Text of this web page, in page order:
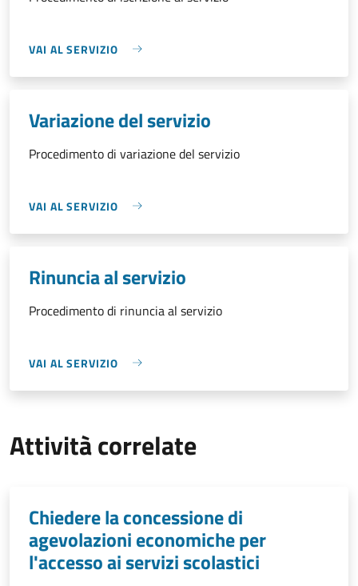
VAI AL SERVIZIO
Variazione del servizio
Procedimento di variazione del servizio
VAI AL SERVIZIO
Rinuncia al servizio
Procedimento di rinuncia al servizio
VAI AL SERVIZIO
Attività correlate
Chiedere la concessione di
agevolazioni economiche per
l'accesso ai servizi scolastici